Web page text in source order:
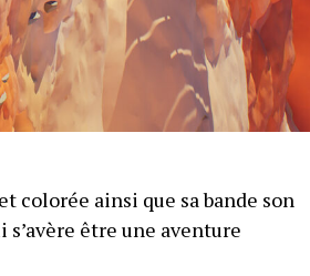
colorée ainsi que sa bande son
s’avère être une aventure